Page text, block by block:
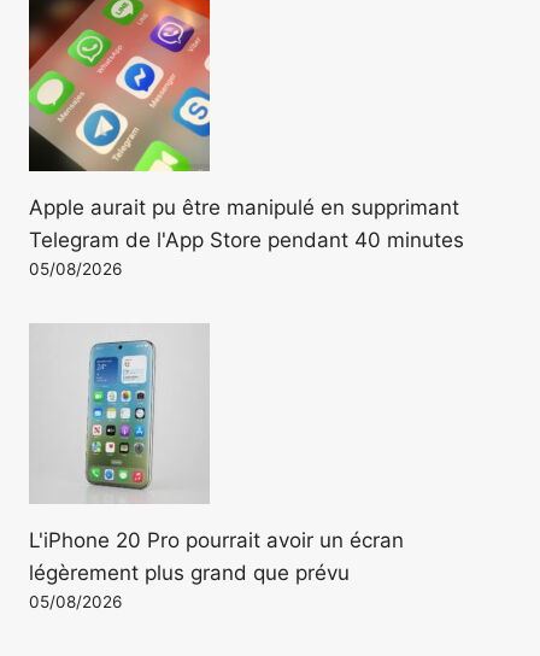
Apple aurait pu être manipulé en supprimant
Telegram de l'App Store pendant 40 minutes
05/08/2026
L'iPhone 20 Pro pourrait avoir un écran
légèrement plus grand que prévu
05/08/2026